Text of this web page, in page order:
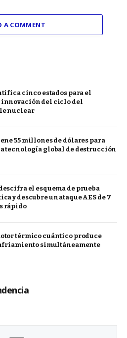
A COMMENT
cinco estados para el
innovación del ciclo del
nuclear
55 millones de dólares para
tecnología global de destrucción
el esquema de prueba
y descubre un ataque AES de 7
rápido
térmico cuántico produce
simultáneamente